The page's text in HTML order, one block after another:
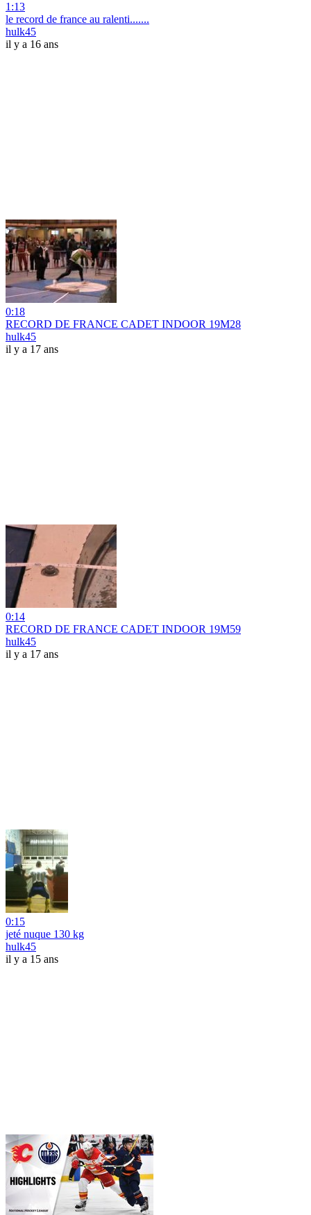
1:13
le record de france au ralenti.......
hulk45
il y a 16 ans
0:18
RECORD DE FRANCE CADET INDOOR 19M28
hulk45
il y a 17 ans
0:14
RECORD DE FRANCE CADET INDOOR 19M59
hulk45
il y a 17 ans
0:15
jeté nuque 130 kg
hulk45
il y a 15 ans